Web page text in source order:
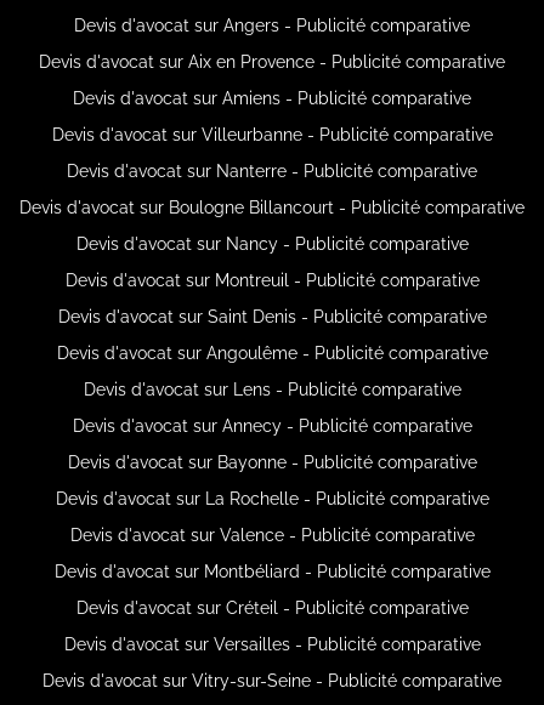
Devis d'avocat sur Angers - Publicité comparative
Devis d'avocat sur Aix en Provence - Publicité comparative
Devis d'avocat sur Amiens - Publicité comparative
Devis d'avocat sur Villeurbanne - Publicité comparative
Devis d'avocat sur Nanterre - Publicité comparative
Devis d'avocat sur Boulogne Billancourt - Publicité comparative
Devis d'avocat sur Nancy - Publicité comparative
Devis d'avocat sur Montreuil - Publicité comparative
Devis d'avocat sur Saint Denis - Publicité comparative
Devis d'avocat sur Angoulême - Publicité comparative
Devis d'avocat sur Lens - Publicité comparative
Devis d'avocat sur Annecy - Publicité comparative
Devis d'avocat sur Bayonne - Publicité comparative
Devis d'avocat sur La Rochelle - Publicité comparative
Devis d'avocat sur Valence - Publicité comparative
Devis d'avocat sur Montbéliard - Publicité comparative
Devis d'avocat sur Créteil - Publicité comparative
Devis d'avocat sur Versailles - Publicité comparative
Devis d'avocat sur Vitry-sur-Seine - Publicité comparative